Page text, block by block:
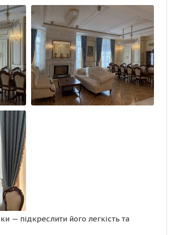
— підкреслити його легкість та